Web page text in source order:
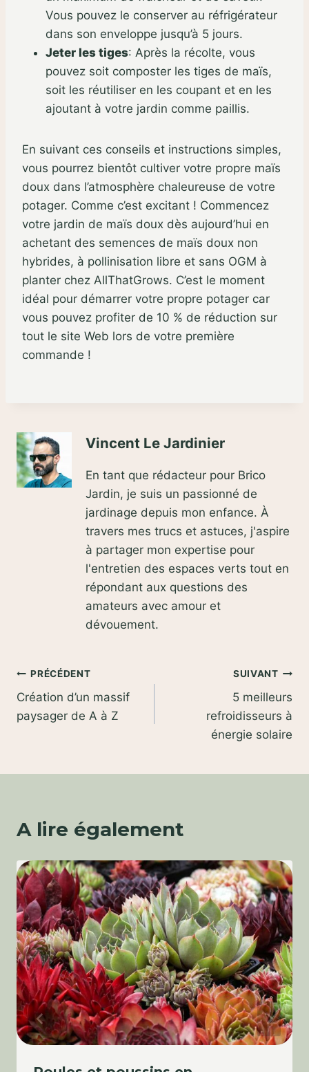
Vous pouvez le conserver au réfrigérateur
dans son enveloppe jusqu’à 5 jours.
Jeter les tiges: Après la récolte, vous
pouvez soit composter les tiges de maïs,
soit les réutiliser en les coupant et en les
ajoutant à votre jardin comme paillis.
En suivant ces conseils et instructions simples,
vous pourrez bientôt cultiver votre propre maïs
doux dans l’atmosphère chaleureuse de votre
potager. Comme c’est excitant ! Commencez
votre jardin de maïs doux dès aujourd’hui en
achetant des semences de maïs doux non
hybrides, à pollinisation libre et sans OGM à
planter chez AllThatGrows. C’est le moment
idéal pour démarrer votre propre potager car
vous pouvez profiter de 10 % de réduction sur
tout le site Web lors de votre première
commande !
Vincent Le Jardinier
En tant que rédacteur pour Brico
Jardin, je suis un passionné de
jardinage depuis mon enfance. À
travers mes trucs et astuces, j'aspire
à partager mon expertise pour
l'entretien des espaces verts tout en
répondant aux questions des
amateurs avec amour et
dévouement.
Navigation
de
PRÉCÉDENT
Création d’un massif
paysager de A à Z
SUIVANT
5 meilleurs
refroidisseurs à
énergie solaire
A lire également